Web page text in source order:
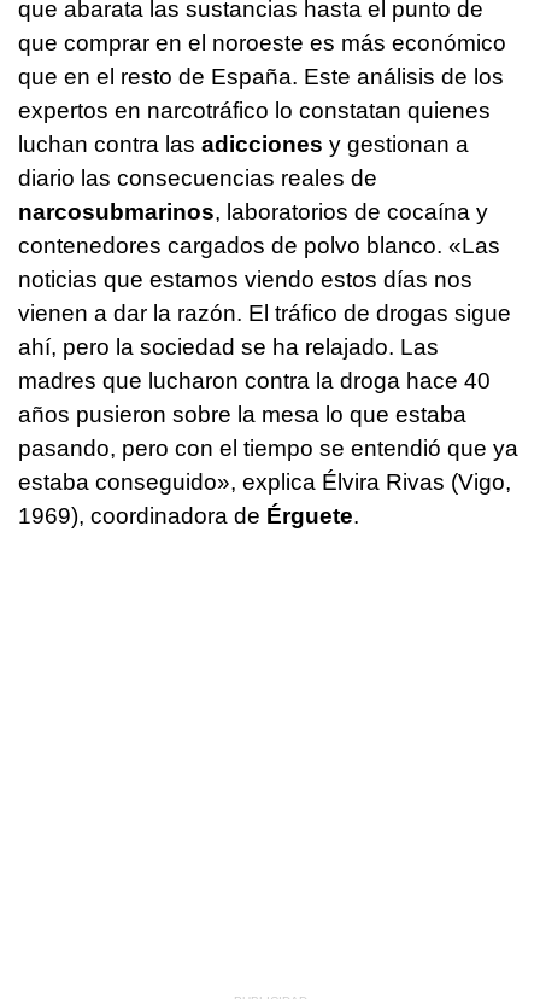
que abarata las sustancias hasta el punto de
que comprar en el noroeste es más económico
que en el resto de España. Este análisis de los
expertos en narcotráfico lo constatan quienes
luchan contra las adicciones y gestionan a
diario las consecuencias reales de
narcosubmarinos, laboratorios de cocaína y
contenedores cargados de polvo blanco. «Las
noticias que estamos viendo estos días nos
vienen a dar la razón. El tráfico de drogas sigue
ahí, pero la sociedad se ha relajado. Las
madres que lucharon contra la droga hace 40
años pusieron sobre la mesa lo que estaba
pasando, pero con el tiempo se entendió que ya
estaba conseguido», explica Élvira Rivas (Vigo,
1969), coordinadora de Érguete.